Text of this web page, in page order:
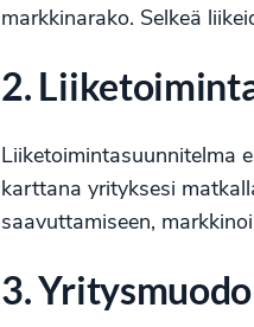
markkinarako. Selkeä
2.
Liiketoimintasuunnitelma
karttana yrityksesi
saavuttamiseen,
3.